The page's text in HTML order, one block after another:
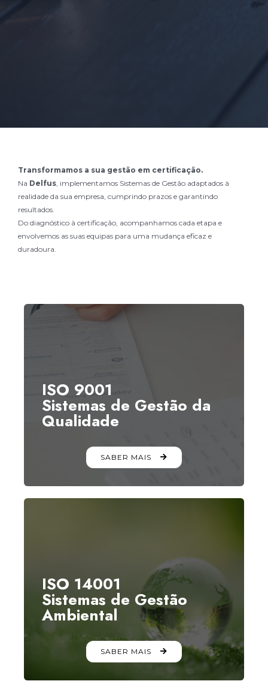
Transformamos a sua gestão em certificação.
Na Delfus, implementamos Sistemas de Gestão adaptados à
realidade da sua empresa, cumprindo prazos e garantindo
resultados.
Do diagnóstico à certificação, acompanhamos cada etapa e
envolvemos as suas equipas para uma mudança eficaz e
duradoura.
ISO 9001
Sistemas de Gestão da
Qualidade
SABER MAIS
ISO 14001
Sistemas de Gestão
Ambiental
SABER MAIS